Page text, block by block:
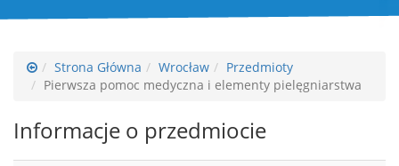
Strona Główna Wrocław
Przedmioty
Pierwsza pomoc medyczna i elementy pielęgniarstwa
Informacje o przedmiocie